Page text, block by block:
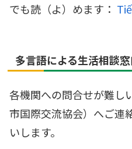
でも読（よ）めます：
多言語による生活相談
各機関への問合せが難し
市国際交流協会）へご連
いします。